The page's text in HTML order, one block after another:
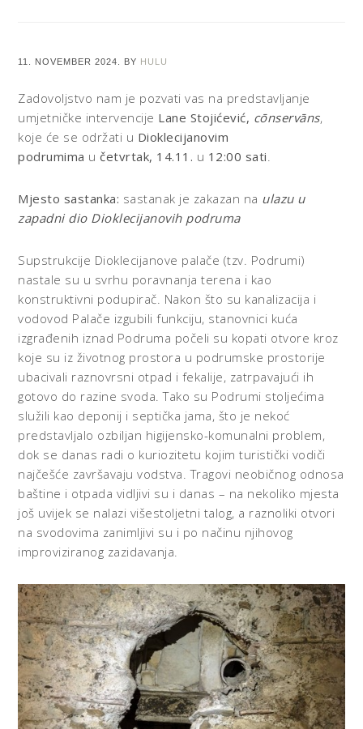
11. NOVEMBER 2024. BY HULU
Zadovoljstvo nam je pozvati vas na predstavljanje
umjetničke intervencije Lane Stojićević, cōnservāns,
koje će se održati u Dioklecijanovim
podrumima u četvrtak, 14.11. u 12:00 sati.
Mjesto sastanka: sastanak je zakazan na ulazu u
zapadni dio Dioklecijanovih podruma
Supstrukcije Dioklecijanove palače (tzv. Podrumi)
nastale su u svrhu poravnanja terena i kao
konstruktivni podupirač. Nakon što su kanalizacija i
vodovod Palače izgubili funkciju, stanovnici kuća
izgrađenih iznad Podruma počeli su kopati otvore kroz
koje su iz životnog prostora u podrumske prostorije
ubacivali raznovrsni otpad i fekalije, zatrpavajući ih
gotovo do razine svoda. Tako su Podrumi stoljećima
služili kao deponij i septička jama, što je nekoć
predstavljalo ozbiljan higijensko-komunalni problem,
dok se danas radi o kuriozitetu kojim turistički vodiči
najčešće završavaju vodstva. Tragovi neobičnog odnosa
baštine i otpada vidljivi su i danas – na nekoliko mjesta
još uvijek se nalazi višestoljetni talog, a raznoliki otvori
na svodovima zanimljivi su i po načinu njihovog
improviziranog zazidavanja.